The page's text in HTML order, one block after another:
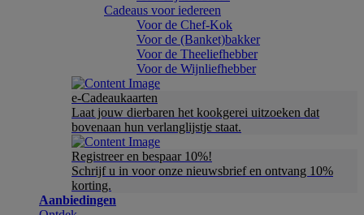
Cadeaus voor iedereen
Voor de Chef-Kok
Voor de (Banket)bakker
Voor de Theeliefhebber
Voor de Wijnliefhebber
e-Cadeaukaarten
Laat jouw dierbaren het kookgerei uitzoeken dat
bovenaan hun verlanglijstje staat.
Registreer en bespaar 10%!
Schrijf u in voor onze nieuwsbrief en ontvang 10%
korting.
Aanbiedingen